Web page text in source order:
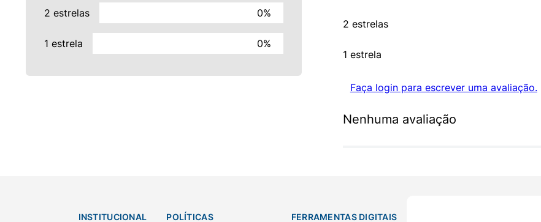
2 estrelas 0%
1 estrela 0%
2 estrelas
1 estrela
Faça login para escrever uma avaliação.
Nenhuma avaliação
INSTITUCIONAL POLÍTICAS
FERRAMENTAS DIGITAIS